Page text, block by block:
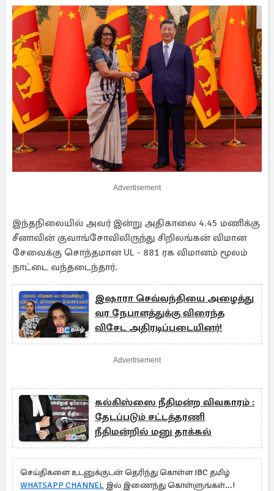
Advertisement
இந்தநிலையில் அவர் இன்று அதிகாலை 4.45 மணிக்கு
சீனாவின் குவாங்சோவிலிருந்து சிறிலங்கன் விமான
சேவைக்கு சொந்தமான UL - 881 ரக விமானம் மூலம்
நாட்டை வந்தடைந்தார்.
இஷாரா செவ்வந்தியை அழைத்து
வர நேபாளத்துக்கு விரைந்த
விசேட அதிரடிப்படையினர்!
Advertisement
கல்கிஸ்ஸை நீதிமன்ற விவகாரம் :
தேடப்படும் சட்டத்தரணி
நீதிமன்றில் மனு தாக்கல்
செய்திகளை உடனுக்குடன் தெரிந்து கொள்ள IBC தமிழ்
WHATSAPP CHANNEL இல் இணைந்து கொள்ளுங்கள்...!